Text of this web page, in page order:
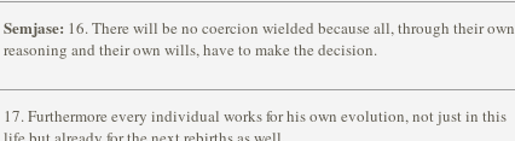
Semjase: 16. There will be no coercion wielded because all, through their own
reasoning and their own wills, have to make the decision.
17. Furthermore every individual works for his own evolution, not just in this